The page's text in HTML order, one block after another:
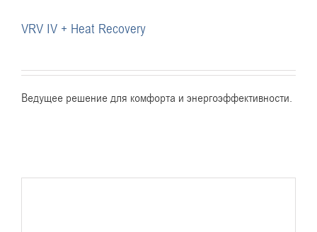
VRV IV + Heat Recovery
Ведущее решение для комфорта и энергоэффективности.